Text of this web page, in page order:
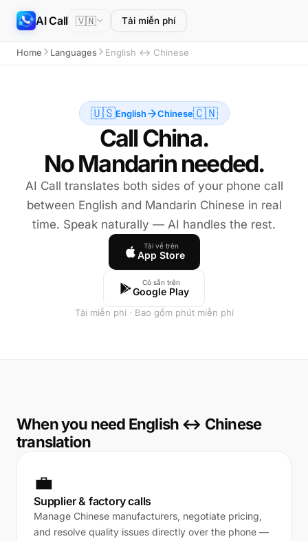
AI Call 🇻🇳 Tải miễn phí
Home Languages English ↔ Chinese
🇺🇸English Chinese🇨🇳
Call China.
No Mandarin needed.
AI Call translates both sides of your phone call
between English and Mandarin Chinese in real
time. Speak naturally — AI handles the rest.
Tải về trên
App Store
Có sẵn trên
Google Play
Tải miễn phí · Bao gồm phút miễn phí
When you need English ↔ Chinese
translation
💼
Supplier & factory calls
Manage Chinese manufacturers, negotiate pricing,
and resolve quality issues directly over the phone —